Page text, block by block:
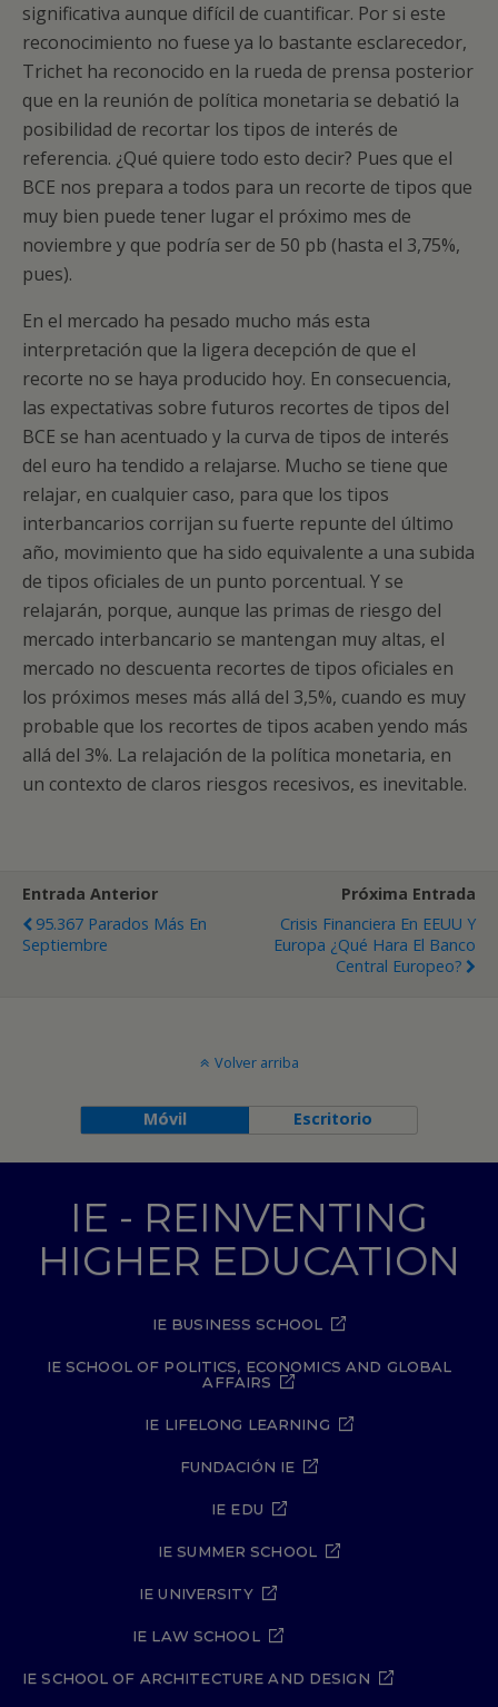
significativa aunque difícil de cuantificar. Por si este
reconocimiento no fuese ya lo bastante esclarecedor,
Trichet ha reconocido en la rueda de prensa posterior
que en la reunión de política monetaria se debatió la
posibilidad de recortar los tipos de interés de
referencia. ¿Qué quiere todo esto decir? Pues que el
BCE nos prepara a todos para un recorte de tipos que
muy bien puede tener lugar el próximo mes de
noviembre y que podría ser de 50 pb (hasta el 3,75%,
pues).
En el mercado ha pesado mucho más esta
interpretación que la ligera decepción de que el
recorte no se haya producido hoy. En consecuencia,
las expectativas sobre futuros recortes de tipos del
BCE se han acentuado y la curva de tipos de interés
del euro ha tendido a relajarse. Mucho se tiene que
relajar, en cualquier caso, para que los tipos
interbancarios corrijan su fuerte repunte del último
año, movimiento que ha sido equivalente a una subida
de tipos oficiales de un punto porcentual. Y se
relajarán, porque, aunque las primas de riesgo del
mercado interbancario se mantengan muy altas, el
mercado no descuenta recortes de tipos oficiales en
los próximos meses más allá del 3,5%, cuando es muy
probable que los recortes de tipos acaben yendo más
allá del 3%. La relajación de la política monetaria, en
un contexto de claros riesgos recesivos, es inevitable.
Entrada Anterior
95.367 Parados Más En
Septiembre
Próxima Entrada
Crisis Financiera En EEUU Y
Europa ¿Qué Hara El Banco
Central Europeo?
Volver arriba
Móvil Escritorio
IE - REINVENTING
HIGHER EDUCATION
IE BUSINESS SCHOOL
IE SCHOOL OF POLITICS, ECONOMICS AND GLOBAL
AFFAIRS
IE LIFELONG LEARNING
FUNDACIÓN IE
IE EDU
IE SUMMER SCHOOL
IE UNIVERSITY
IE LAW SCHOOL
IE SCHOOL OF ARCHITECTURE AND DESIGN